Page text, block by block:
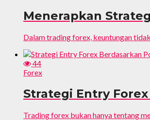
Menerapkan
Dalam trading forex, keuntungan
44
Forex
Strategi Entry
Trading forex bukan hanya tentang